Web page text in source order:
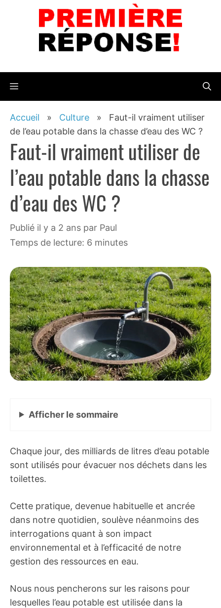
Menu
Accueil » Culture » Faut-il vraiment utiliser
de l’eau potable dans la chasse d’eau des WC ?
Faut-il vraiment utiliser de
l’eau potable dans la chasse
d’eau des WC ?
publié il y a 2 ans par Paul
Temps de lecture: 6 minutes
Afficher le sommaire
Chaque jour, des milliards de litres d’eau potable
sont utilisés pour évacuer nos déchets dans les
toilettes.
Cette pratique, devenue habituelle et ancrée
dans notre quotidien, soulève néanmoins des
interrogations quant à son impact
environnemental et à l’efficacité de notre
gestion des ressources en eau.
Nous nous pencherons sur les raisons pour
lesquelles l’eau potable est utilisée dans la